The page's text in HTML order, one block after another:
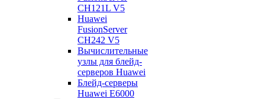
CH121L V5
Huawei
FusionServer
CH242 V5
Вычислительные
узлы для блейд-
серверов Huawei
Блейд-серверы
Huawei E6000